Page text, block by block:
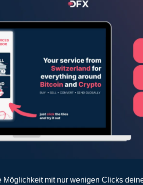
Möglichkeit mit nur wenigen Clicks